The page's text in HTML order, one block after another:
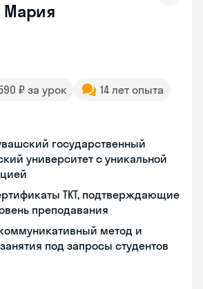
Мария
₽ за урок
14 лет опыта
государственный
университет с уникальной
TKT, подтверждающие
преподавания
метод и
под запросы студентов